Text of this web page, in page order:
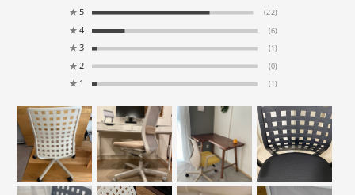
★ 5 (22)
★ 4 (6)
★ 3 (1)
★ 2 (0)
★ 1 (1)